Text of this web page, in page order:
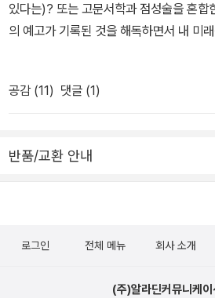
있다는)? 또는 고문서학과 점성술을 혼합
의 예고가 기록된 것을 해독하면서 내 미
게 그 대답을 요구하는 것은 난 당신에게
문이 아닐까?” (305p, ‘기호의 불확실성’ 중에서) 사랑
착들 레나타 살레클 / 비(도서출판b) “사랑하는 사람은 타자 속에서
agalma라 부르는 것-을 지각한다. 따라서
는 사람이 이 대상을, 즉 사랑받는 사람
한 어떤 것을 소유하고 있다고 가정함으
마지막 질문을 번역하자면 그것은 이렇게
공감 (11) 댓글 (1)
반품/교환 안내
로그인 전체 메뉴 회사 소개
(주)알라딘커뮤니케이